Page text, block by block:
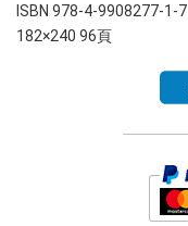
ISBN 978-4-9908277-1-7
182×240 96頁